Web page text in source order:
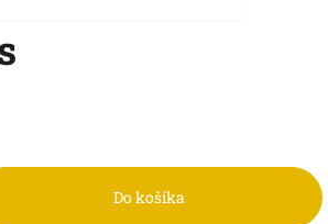
Do košíka